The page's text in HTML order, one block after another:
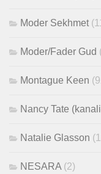
Moder Sekhmet
Moder/Fader Gud
Montague Keen
Nancy Tate
Natalie Glasson
NESARA (2)